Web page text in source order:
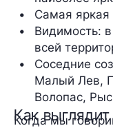
Самая яркая
Видимость:
всей
Соседние
Малый Лев,
Волопас,
Как
Когда мы